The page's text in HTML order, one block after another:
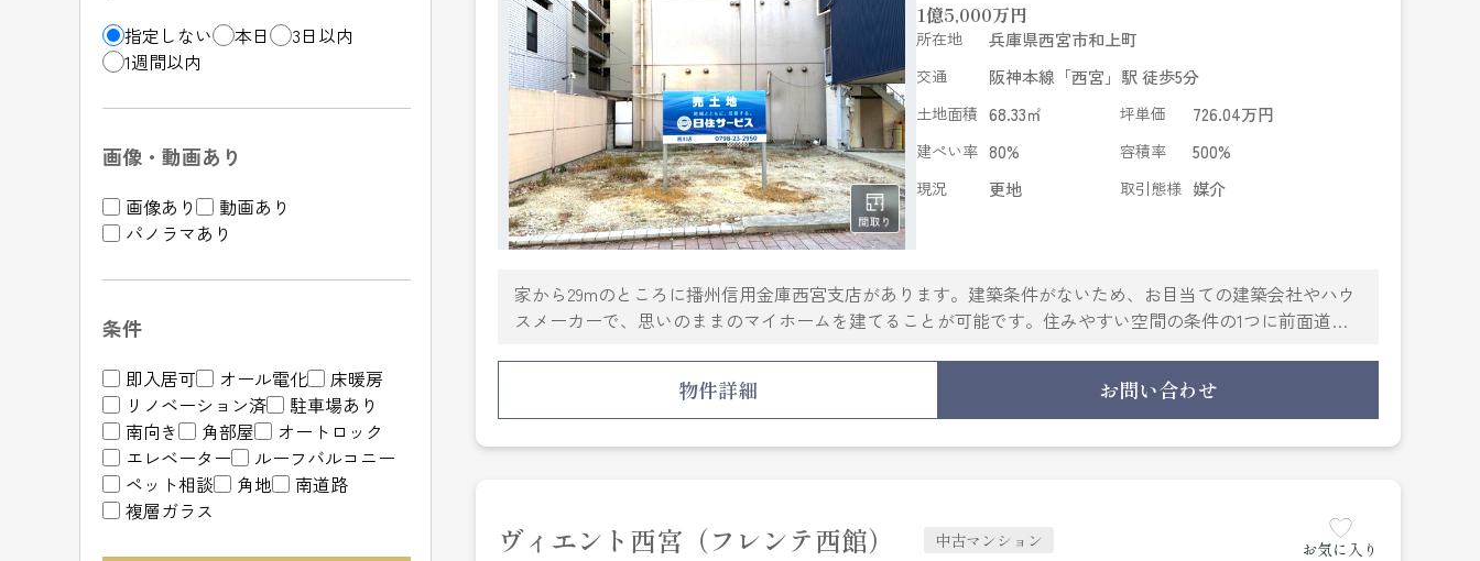
1億5,000万円
所在地 兵庫県西宮市和上町
交通 阪神本線「西宮」駅 徒歩5分
土地面積 68.33㎡ 坪単価 726.04万円
建ぺい率 80% 容積率 500%
現況 更地 取引態様 媒介
家から29mのところに播州信用金庫西宮支店があります。建築条件がないため、お目当ての建築会社やハウ
スメーカーで、思いのままのマイホームを建てることが可能です。住みやすい空間の条件の1つに前面道路
力でお手伝いいたします。お問い合わせをお待ちしております(^_^)
物件詳細 お問い合わせ
ヴィエント西宮（フレンテ西館） 中古マンション お気に入り
指定しない 本日
3日以内
1週間以内
画像・動画あり
画像あり
動画あり
パノラマあり
条件
即入居可 オール電化
床暖房
リノベーション済
駐車場あり
南向き
角部屋
オートロック
エレベーター
ルーフバルコニー
ペット相談
角地
南道路
複層ガラス